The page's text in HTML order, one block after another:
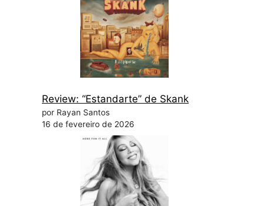
Review: “Estandarte” de Skank
por Rayan Santos
16 de fevereiro de 2026